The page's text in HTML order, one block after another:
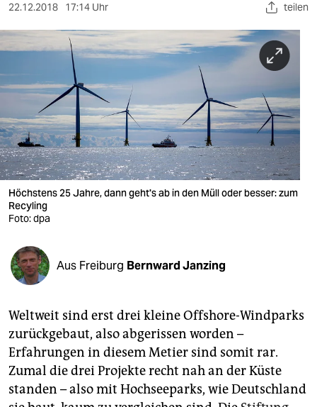
sport
nord
wahrheit
verlag
verlag
veranstaltungen
fragen & hilfe
abo
genossenschaft
epaper login
22.12.2018 17:14 Uhr teilen
Höchstens 25 Jahre, dann geht's ab in den Müll oder besser: zum
Recyling
Foto: dpa
Aus Freiburg Bernward Janzing
Weltweit sind erst drei kleine Offshore-Windparks
zurückgebaut, also abgerissen worden –
Erfahrungen in diesem Metier sind somit rar.
Zumal die drei Projekte recht nah an der Küste
standen – also mit Hochseeparks, wie Deutschland